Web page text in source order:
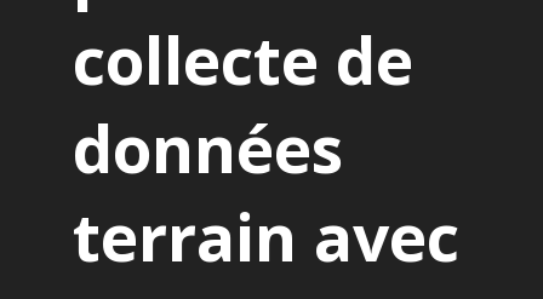
collecte de
données
terrain avec